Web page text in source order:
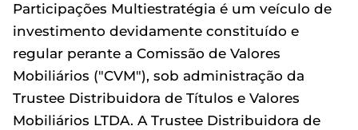
Participações Multiestratégia é um veículo de
investimento devidamente constituído e
regular perante a Comissão de Valores
Mobiliários ("CVM"), sob administração da
Trustee Distribuidora de Títulos e Valores
Mobiliários LTDA. A Trustee Distribuidora de